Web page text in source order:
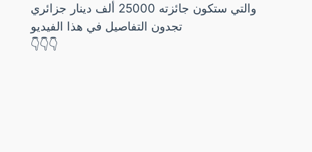
والتي ستكون جائزته 25000 ألف دينار جزائري
تجدون التفاصيل في هذا الفيديو
👇👇👇